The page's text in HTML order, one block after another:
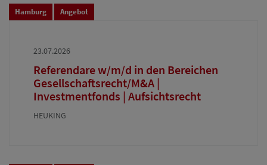
Hamburg Angebot
23.07.2026
Referendare w/m/d in den Bereichen
Gesellschaftsrecht/M&A |
Investmentfonds | Aufsichtsrecht
HEUKING